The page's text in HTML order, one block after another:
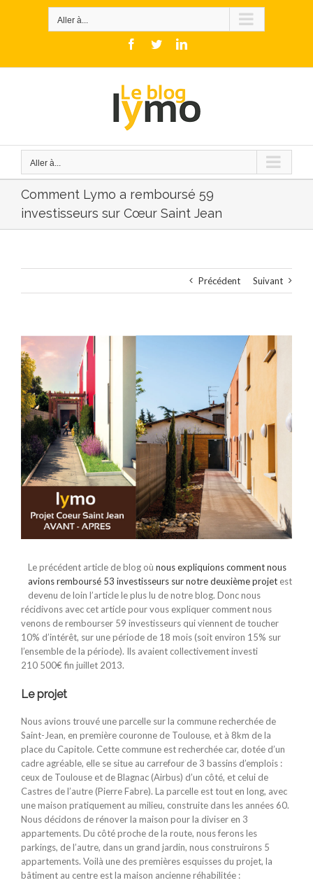
Aller à...
Facebook
TwitterLinkedIn
Aller à...
Comment Lymo a remboursé 59
investisseurs sur Cœur Saint Jean
Précédent Suivant
Voir
l'image
agrandie
L e précédent article de blog où nous expliquions comment nous
avions remboursé 53 investisseurs sur notre deuxième projet est
devenu de loin l’article le plus lu de notre blog. Donc nous
récidivons avec cet article pour vous expliquer comment nous
venons de rembourser 59 investisseurs qui viennent de toucher
10% d’intérêt, sur une période de 18 mois (soit environ 15% sur
l’ensemble de la période). Ils avaient collectivement investi
210 500€ fin juillet 2013.
Le projet
Nous avions trouvé une parcelle sur la commune recherchée de
Saint-Jean, en première couronne de Toulouse, et à 8km de la
place du Capitole. Cette commune est recherchée car, dotée d’un
cadre agréable, elle se situe au carrefour de 3 bassins d’emplois :
ceux de Toulouse et de Blagnac (Airbus) d’un côté, et celui de
Castres de l’autre (Pierre Fabre). La parcelle est tout en long, avec
une maison pratiquement au milieu, construite dans les années 60.
Nous décidons de rénover la maison pour la diviser en 3
appartements. Du côté proche de la route, nous ferons les
parkings, de l’autre, dans un grand jardin, nous construirons 5
appartements. Voilà une des premières esquisses du projet, la
bâtiment au centre est la maison ancienne réhabilitée :